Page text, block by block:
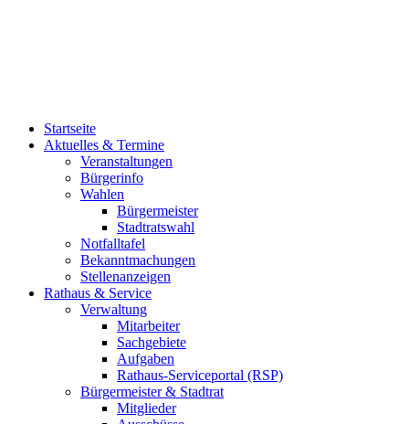
Startseite
Aktuelles & Termine
Veranstaltungen
Bürgerinfo
Wahlen
Bürgermeister
Stadtratswahl
Notfalltafel
Bekanntmachungen
Stellenanzeigen
Rathaus & Service
Verwaltung
Mitarbeiter
Sachgebiete
Aufgaben
Rathaus-Serviceportal (RSP)
Bürgermeister & Stadtrat
Mitglieder